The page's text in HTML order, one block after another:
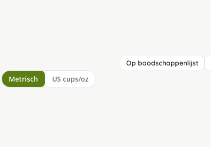
Op boodschappenlijst
Metrisch US cups/oz